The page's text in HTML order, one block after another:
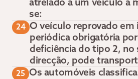
atrelado a um veículo a
se:
24 O veículo reprovado em
periódica obrigatória
deficiência do tipo 2, no
direcção, pode
25 Os automóveis